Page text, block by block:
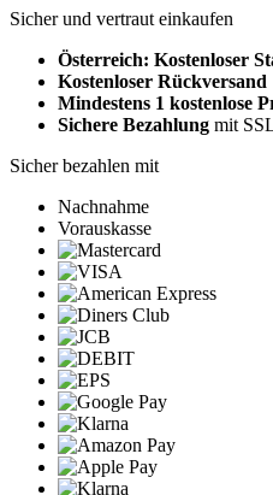
Sicher und vertraut einkaufen
Österreich: Kostenloser
Kostenloser Rückversand
Mindestens 1 kostenlose
Sichere Bezahlung mit
Sicher bezahlen mit
Nachnahme
Vorauskasse